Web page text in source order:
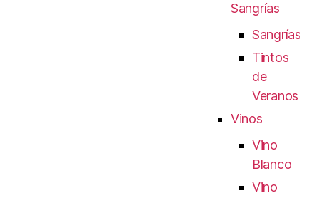
Sangrías
Sangrías
Tintos
de
Veranos
Vinos
Vino
Blanco
Vino